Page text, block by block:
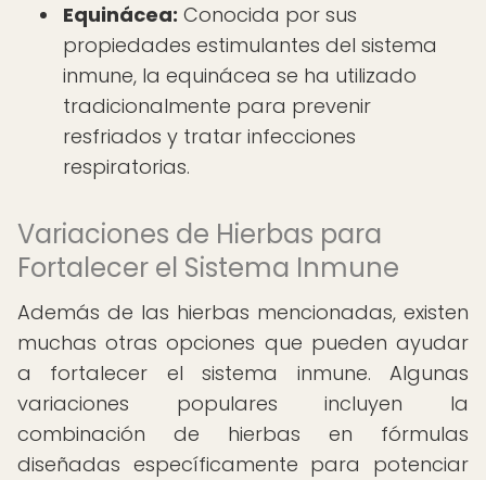
Equinácea: Conocida por sus
propiedades estimulantes del sistema
inmune, la equinácea se ha utilizado
tradicionalmente para prevenir
resfriados y tratar infecciones
respiratorias.
Variaciones de Hierbas para
Fortalecer el Sistema Inmune
Además de las hierbas mencionadas, existen
muchas otras opciones que pueden ayudar
a fortalecer el sistema inmune. Algunas
variaciones populares incluyen la
combinación de hierbas en fórmulas
diseñadas específicamente para potenciar